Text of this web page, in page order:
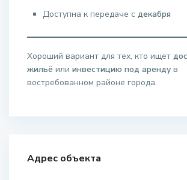
Доступна к передаче сдекабря
Хороший вариант для тех, кто ищет
жильё илиинвестицию под аренду в
востребованном районе города.
Адрес объекта